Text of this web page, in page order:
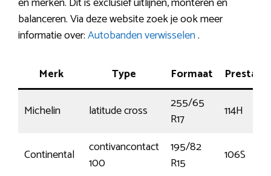
balanceren. Via deze website zoek je ook meer
informatie over:Autobanden verwisselen.
Merk Type Formaat Prestatie
Michelin latitude cross
255/65
R17
114H
Continental
contivancontact
100
195/82
R15
106S